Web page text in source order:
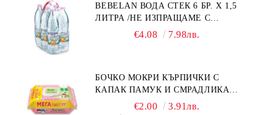
фолио след всяка употреба, за да запазите
кърпичките влажни и свежи.
BEBELAN ВОДА СТЕК 6 БР. Х 1,5
ЛИТРА /НЕ ИЗПРАЩАМЕ С
€4.08 7.98лв.
БОЧКО МОКРИ КЪРПИЧКИ С
КАПАК ПАМУК И СМРАДЛИКА
€2.00 3.91лв.